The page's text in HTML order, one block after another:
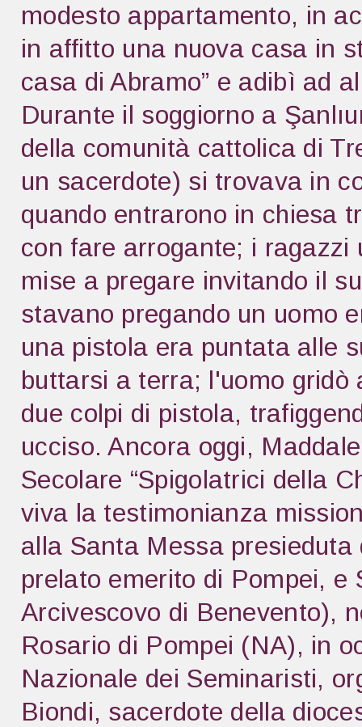
modesto appartamento, in
in affitto una nuova casa in
casa di Abramo” e adibì ad
Durante il soggiorno a
della comunità cattolica di
un sacerdote) si trovava in
quando entrarono in chiesa
con fare arrogante; i ragazzi
mise a pregare invitando il
stavano pregando un uomo
una pistola era puntata alle
buttarsi a terra; l'uomo gridò
due colpi di pistola,
ucciso. Ancora oggi,
Secolare “Spigolatrici della
viva la testimonianza
alla Santa Messa
prelato emerito di Pompei, e
Arcivescovo di Benevento),
Rosario di Pompei (NA), in
Nazionale dei Seminaristi,
Biondi, sacerdote della